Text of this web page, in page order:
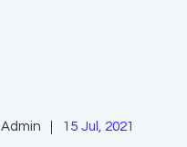
Admin 15 Jul, 2021